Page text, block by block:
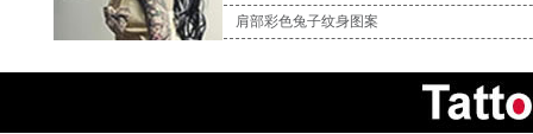
肩部彩色兔子纹身图案